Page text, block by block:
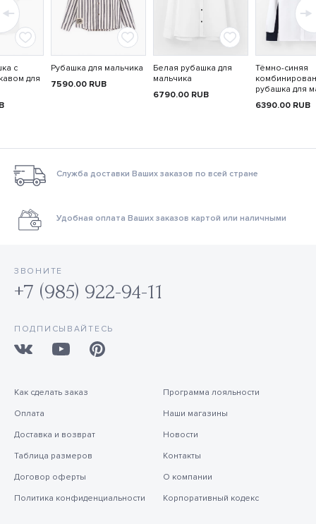
с
для
Рубашка для мальчика
7590.00 RUB
Белая рубашка для
мальчика
6790.00 RUB
Тёмно-синяя
рубашка для
6390.00 RUB
Служба доставки Ваших заказов по всей стране
Удобная оплата Ваших заказов картой или наличными
ЗВОНИТЕ
+7 (985) 922-94-11
ПОДПИСЫВАЙТЕСЬ
Как сделать заказ
Оплата
Доставка и возврат
Таблица размеров
Договор оферты
Политика конфиденциальности
Программа лояльности
Наши магазины
Новости
Контакты
О компании
Корпоративный кодекс